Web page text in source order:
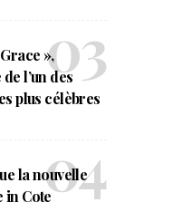
»,
l’un des
plus célèbres
la nouvelle
in Cote